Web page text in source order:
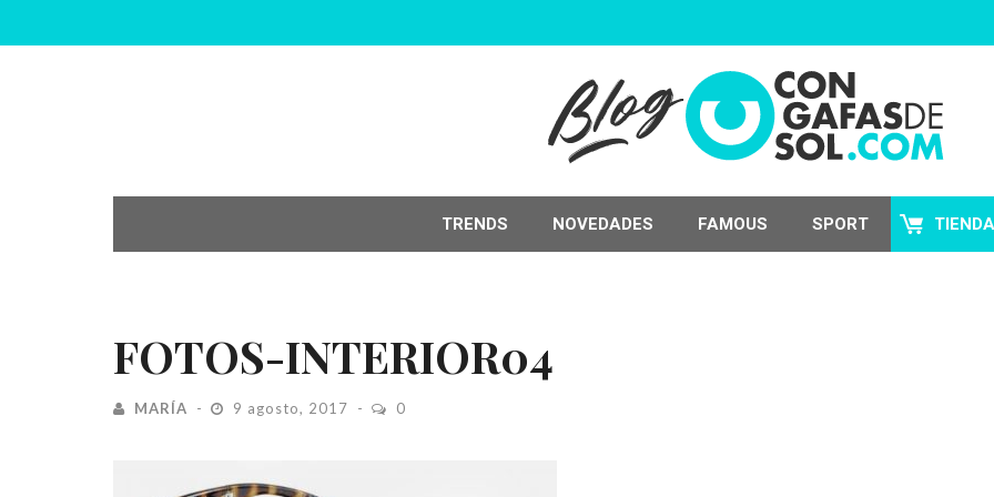
TRENDS NOVEDADES FAMOUS SPORT TIENDA
FOTOS-INTERIOR04
MARÍA 9 agosto, 2017 0